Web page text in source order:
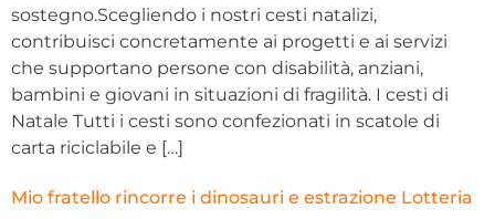
sostegno.Scegliendo i nostri cesti natalizi,
contribuisci concretamente ai progetti e ai servizi
che supportano persone con disabilità, anziani,
bambini e giovani in situazioni di fragilità. I cesti di
Natale Tutti i cesti sono confezionati in scatole di
carta riciclabile e […]
Mio fratello rincorre i dinosauri e estrazione Lotteria